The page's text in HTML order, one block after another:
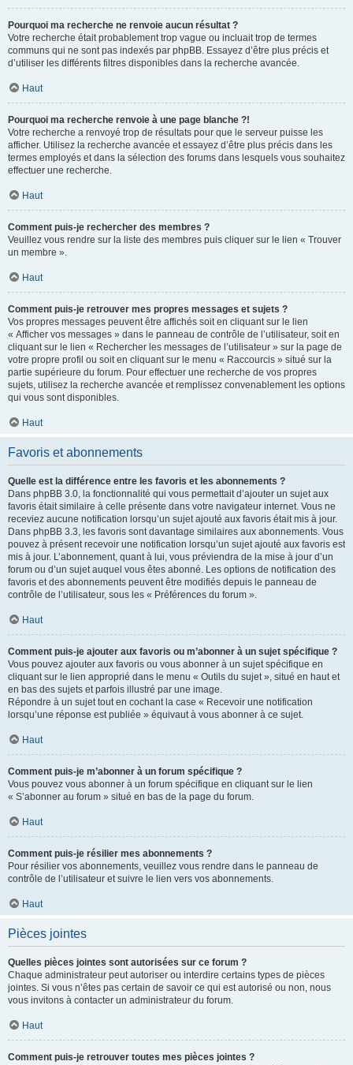
Pourquoi ma recherche ne renvoie aucun résultat ?
Votre recherche était probablement trop vague ou incluait trop de termes
communs qui ne sont pas indexés par phpBB. Essayez d’être plus précis et
d’utiliser les différents filtres disponibles dans la recherche avancée.
Haut
Pourquoi ma recherche renvoie à une page blanche ?!
Votre recherche a renvoyé trop de résultats pour que le serveur puisse les
afficher. Utilisez la recherche avancée et essayez d’être plus précis dans les
termes employés et dans la sélection des forums dans lesquels vous souhaitez
effectuer une recherche.
Haut
Comment puis-je rechercher des membres ?
Veuillez vous rendre sur la liste des membres puis cliquer sur le lien « Trouver
un membre ».
Haut
Comment puis-je retrouver mes propres messages et sujets ?
Vos propres messages peuvent être affichés soit en cliquant sur le lien
« Afficher vos messages » dans le panneau de contrôle de l’utilisateur, soit en
cliquant sur le lien « Rechercher les messages de l’utilisateur » sur la page de
votre propre profil ou soit en cliquant sur le menu « Raccourcis » situé sur la
partie supérieure du forum. Pour effectuer une recherche de vos propres
sujets, utilisez la recherche avancée et remplissez convenablement les options
qui vous sont disponibles.
Haut
Favoris et abonnements
Quelle est la différence entre les favoris et les abonnements ?
Dans phpBB 3.0, la fonctionnalité qui vous permettait d’ajouter un sujet aux
favoris était similaire à celle présente dans votre navigateur internet. Vous ne
receviez aucune notification lorsqu’un sujet ajouté aux favoris était mis à jour.
Dans phpBB 3.3, les favoris sont davantage similaires aux abonnements. Vous
pouvez à présent recevoir une notification lorsqu’un sujet ajouté aux favoris est
mis à jour. L’abonnement, quant à lui, vous préviendra de la mise à jour d’un
forum ou d’un sujet auquel vous êtes abonné. Les options de notification des
favoris et des abonnements peuvent être modifiés depuis le panneau de
contrôle de l’utilisateur, sous les « Préférences du forum ».
Haut
Comment puis-je ajouter aux favoris ou m’abonner à un sujet spécifique ?
Vous pouvez ajouter aux favoris ou vous abonner à un sujet spécifique en
cliquant sur le lien approprié dans le menu « Outils du sujet », situé en haut et
en bas des sujets et parfois illustré par une image.
Répondre à un sujet tout en cochant la case « Recevoir une notification
lorsqu’une réponse est publiée » équivaut à vous abonner à ce sujet.
Haut
Comment puis-je m’abonner à un forum spécifique ?
Vous pouvez vous abonner à un forum spécifique en cliquant sur le lien
« S’abonner au forum » situé en bas de la page du forum.
Haut
Comment puis-je résilier mes abonnements ?
Pour résilier vos abonnements, veuillez vous rendre dans le panneau de
contrôle de l’utilisateur et suivre le lien vers vos abonnements.
Haut
Pièces jointes
Quelles pièces jointes sont autorisées sur ce forum ?
Chaque administrateur peut autoriser ou interdire certains types de pièces
jointes. Si vous n’êtes pas certain de savoir ce qui est autorisé ou non, nous
vous invitons à contacter un administrateur du forum.
Haut
Comment puis-je retrouver toutes mes pièces jointes ?